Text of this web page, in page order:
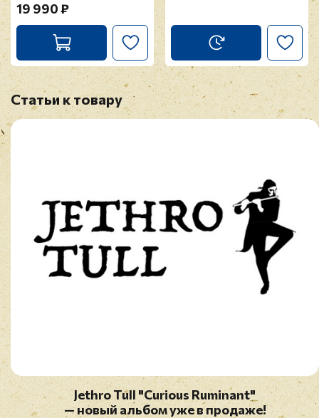
19 990 ₽
Статьи к товару
Jethro Tull "Curious Ruminant"
— новый альбом уже в продаже!